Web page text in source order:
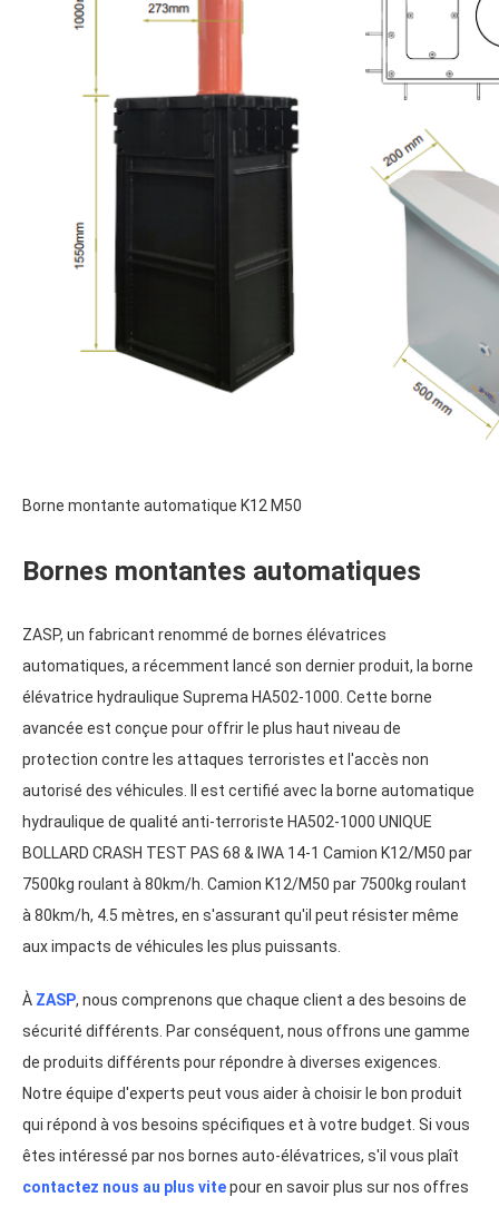
Borne montante automatique K12 M50
Bornes montantes automatiques
ZASP, un fabricant renommé de bornes élévatrices
automatiques, a récemment lancé son dernier produit, la borne
élévatrice hydraulique Suprema HA502-1000. Cette borne
avancée est conçue pour offrir le plus haut niveau de
protection contre les attaques terroristes et l'accès non
autorisé des véhicules. Il est certifié avec la borne automatique
hydraulique de qualité anti-terroriste HA502-1000 UNIQUE
BOLLARD CRASH TEST PAS 68 & IWA 14-1 Camion K12/M50 par
7500kg roulant à 80km/h. Camion K12/M50 par 7500kg roulant
à 80km/h, 4.5 mètres, en s'assurant qu'il peut résister même
aux impacts de véhicules les plus puissants.
À ZASP, nous comprenons que chaque client a des besoins de
sécurité différents. Par conséquent, nous offrons une gamme
de produits différents pour répondre à diverses exigences.
Notre équipe d'experts peut vous aider à choisir le bon produit
qui répond à vos besoins spécifiques et à votre budget. Si vous
êtes intéressé par nos bornes auto-élévatrices, s'il vous plaît
contactez nous au plus vitepour en savoir plus sur nos offres